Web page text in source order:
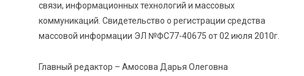
7 Авг 2026 15:32 188
изменила библиотечную жизнь Верхневолжья
связи, информационных технологий и массовых
коммуникаций. Свидетельство о регистрации средства
массовой информации ЭЛ №ФС77-40675 от 02 июля 2010г.
Главный редактор – Амосова Дарья Олеговна